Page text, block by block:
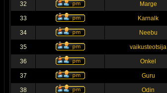
32 Marge
33 Karnalk
34 Neebu
35 vaikusteotsija
36 Onkel
37 Guru
38 Odin